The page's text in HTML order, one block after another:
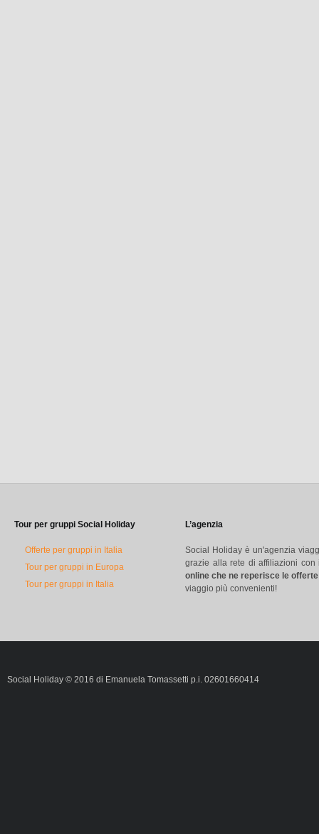
Tour per gruppi Social Holiday
Offerte per gruppi in Italia
Tour per gruppi in Europa
Tour per gruppi in Italia
L’agenzia
Social Holiday è un'agenzia
grazie alla rete di affiliazioni
online che ne reperisce le
viaggio più convenienti!
Social Holiday © 2016 di Emanuela Tomassetti p.i. 02601660414